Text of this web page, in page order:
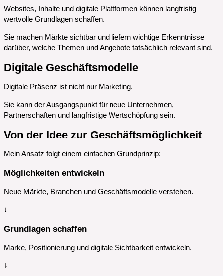
Websites, Inhalte und digitale Plattformen können langfristig
wertvolle Grundlagen schaffen.
Sie machen Märkte sichtbar und liefern wichtige Erkenntnisse
darüber, welche Themen und Angebote tatsächlich relevant sind.
Digitale Geschäftsmodelle
Digitale Präsenz ist nicht nur Marketing.
Sie kann der Ausgangspunkt für neue Unternehmen,
Partnerschaften und langfristige Wertschöpfung sein.
Von der Idee zur Geschäftsmöglichkeit
Mein Ansatz folgt einem einfachen Grundprinzip:
Möglichkeiten entwickeln
Neue Märkte, Branchen und Geschäftsmodelle verstehen.
↓
Grundlagen schaffen
Marke, Positionierung und digitale Sichtbarkeit entwickeln.
↓